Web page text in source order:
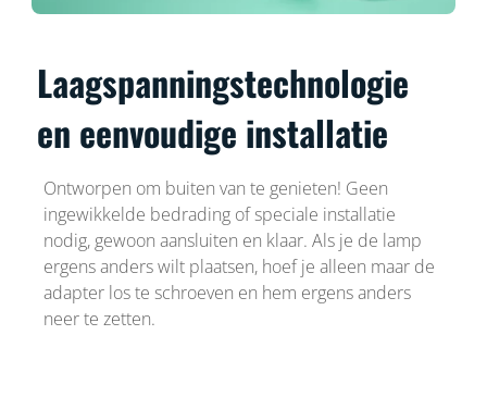
Laagspanningstechnologie
en eenvoudige installatie
Ontworpen om buiten van te genieten! Geen
ingewikkelde bedrading of speciale installatie
nodig, gewoon aansluiten en klaar. Als je de lamp
ergens anders wilt plaatsen, hoef je alleen maar de
adapter los te schroeven en hem ergens anders
neer te zetten.